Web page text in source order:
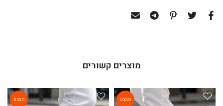
מוצרים קשורים
מבצע מבצע